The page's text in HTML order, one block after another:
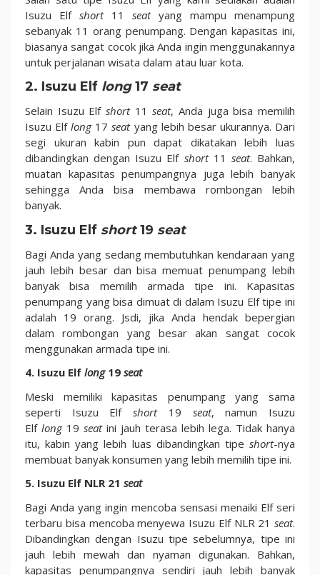
Isuzu Elf short 11 seatyang mampu menampung
sebanyak 11 orang penumpang. Dengan kapasitas ini,
biasanya sangat cocok jika Anda ingin menggunakannya
untuk perjalanan wisata dalam atau luar kota.
2. Isuzu Elf long17 seat
Selain Isuzu Elf short 11seat, Anda juga bisa memilih
Isuzu Elflong 17seat yang lebih besar ukurannya. Dari
segi ukuran kabin pun dapat dikatakan lebih luas
dibandingkan dengan Isuzu Elf short11 seat. Bahkan,
muatan kapasitas penumpangnya juga lebih banyak
sehingga Anda bisa membawa rombongan lebih
banyak.
3. Isuzu Elf short19 seat
Bagi Anda yang sedang membutuhkan kendaraan yang
jauh lebih besar dan bisa memuat penumpang lebih
banyak bisa memilih armada tipe ini. Kapasitas
penumpang yang bisa dimuat di dalam Isuzu Elf tipe ini
adalah 19 orang. Jsdi, jika Anda hendak bepergian
dalam rombongan yang besar akan sangat cocok
menggunakan armada tipe ini.
4. Isuzu Elf long 19 seat
Meski memiliki kapasitas penumpang yang sama
seperti Isuzu Elfshort 19 seat, namun Isuzu
Elf long 19 seat ini jauh terasa lebih lega. Tidak hanya
itu, kabin yang lebih luas dibandingkan tipe short-nya
membuat banyak konsumen yang lebih memilih tipe ini.
5. Isuzu Elf NLR 21 seat
Bagi Anda yang ingin mencoba sensasi menaiki Elf seri
terbaru bisa mencoba menyewa Isuzu Elf NLR 21 seat.
Dibandingkan dengan Isuzu tipe sebelumnya, tipe ini
jauh lebih mewah dan nyaman digunakan. Bahkan,
kapasitas penumpangnya sendiri jauh lebih banyak